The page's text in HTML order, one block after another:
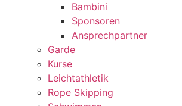
Bambini
Sponsoren
Ansprechpartner
Garde
Kurse
Leichtathletik
Rope Skipping